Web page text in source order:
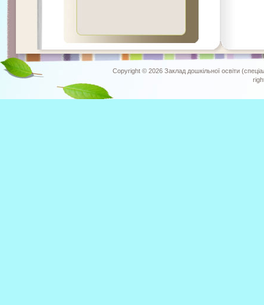
Copyright © 2026 Заклад дошкільної освіти